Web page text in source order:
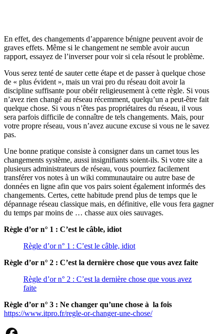
En effet, des changements d’apparence bénigne peuvent avoir de
graves effets. Même si le changement ne semble avoir aucun
rapport, essayez de l’inverser pour voir si cela résout le problème.
Vous serez tenté de sauter cette étape et de passer à quelque chose
de « plus évident », mais un vrai pro du réseau doit avoir la
discipline suffisante pour obéir religieusement à cette règle. Si vous
n’avez rien changé au réseau récemment, quelqu’un a peut-être fait
quelque chose. Si vous n’êtes pas propriétaires du réseau, il vous
sera parfois difficile de connaître de tels changements. Mais, pour
votre propre réseau, vous n’avez aucune excuse si vous ne le savez
pas.
Une bonne pratique consiste à consigner dans un carnet tous les
changements système, aussi insignifiants soient-ils. Si votre site a
plusieurs administrateurs de réseau, vous pourriez facilement
transférer vos notes à un wiki communautaire ou autre base de
données en ligne afin que vos pairs soient également informés des
changements. Certes, cette habitude prend plus de temps que le
dépannage réseau classique mais, en définitive, elle vous fera gagner
du temps par moins de … chasse aux oies sauvages.
Règle d’or n° 1 : C’est le câble, idiot
Règle d’or n° 1 : C’est le câble, idiot
Règle d’or n° 2 : C’est la dernière chose que vous avez faite
Règle d’or n° 2 : C’est la dernière chose que vous avez
faite
Règle d’or n° 3 : Ne changer qu’une chose à la fois
https://www.itpro.fr/regle-or-changer-une-chose/